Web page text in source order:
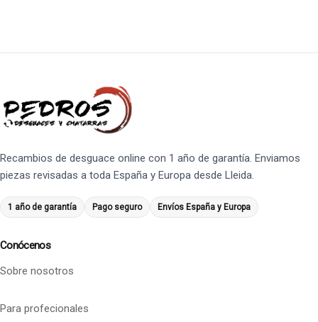
Recambios de desguace online con 1 año de garantía. Enviamos
piezas revisadas a toda España y Europa desde Lleida.
1 año de garantía Pago seguro Envíos España y Europa
Conócenos
Sobre nosotros
Para profecionales